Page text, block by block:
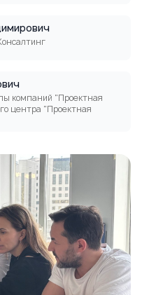
Консалтинг
компаний "Проектная
центра "Проектная